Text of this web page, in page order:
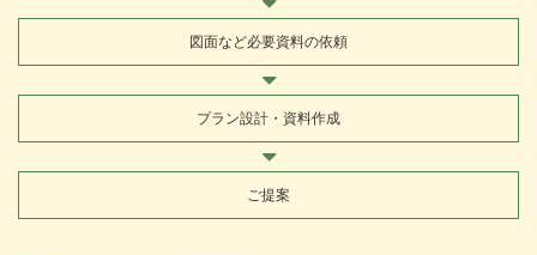
図面など必要資料の依頼
プラン設計 ・ 資料作成
ご提案